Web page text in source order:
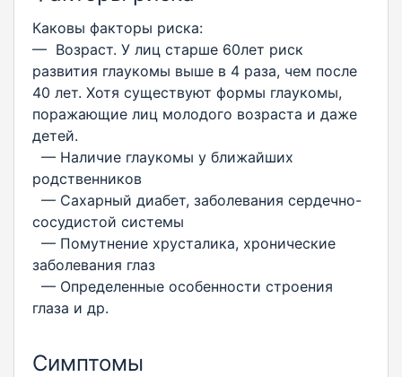
Каковы факторы риска:
— Возраст. У лиц старше 60лет риск
развития глаукомы выше в 4 раза, чем после
40 лет. Хотя существуют формы глаукомы,
поражающие лиц молодого возраста и даже
детей.
— Наличие глаукомы у ближайших
родственников
— Сахарный диабет, заболевания сердечно-
сосудистой системы
— Помутнение хрусталика, хронические
заболевания глаз
— Определенные особенности строения
глаза и др.
Симптомы